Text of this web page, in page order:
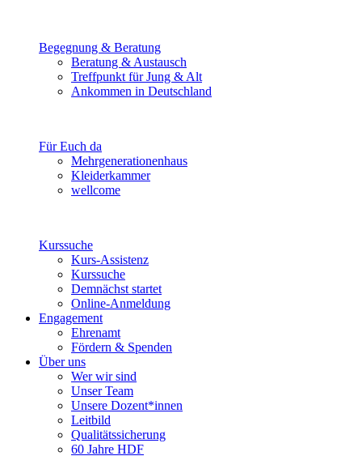
Begegnung & Beratung
Beratung & Austausch
Treffpunkt für Jung & Alt
Ankommen in Deutschland
Für Euch da
Mehrgenerationenhaus
Kleiderkammer
wellcome
Kurssuche
Kurs-Assistenz
Kurssuche
Demnächst startet
Online-Anmeldung
Engagement
Ehrenamt
Fördern & Spenden
Über uns
Wer wir sind
Unser Team
Unsere Dozent*innen
Leitbild
Qualitätssicherung
60 Jahre HDF